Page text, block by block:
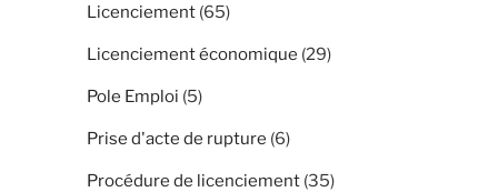
Licenciement (65)
Licenciement économique (29)
Pole Emploi (5)
Prise d'acte de rupture (6)
Procédure de licenciement (35)